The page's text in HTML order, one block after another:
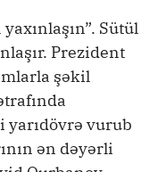
Sütül
Prezident
şəkil
yarıdövrə vurub
ən dəyərli